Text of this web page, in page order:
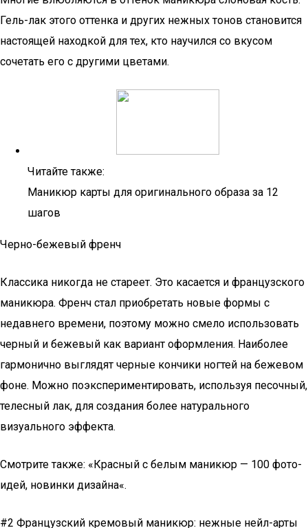
Гель-лак этого оттенка и других нежных тонов становится
настоящей находкой для тех, кто научился со вкусом
сочетать его с другими цветами.
Читайте также:
Маникюр карты для оригинального образа за 12
шагов
Черно-бежевый френч
Классика никогда не стареет. Это касается и французского
маникюра. Френч стал приобретать новые формы с
недавнего времени, поэтому можно смело использовать
черный и бежевый как вариант оформления. Наиболее
гармонично выглядят черные кончики ногтей на бежевом
фоне. Можно поэкспериментировать, используя песочный,
телесный лак, для создания более натурального
визуального эффекта.
Смотрите также: «Красный с белым маникюр — 100 фото-
идей, новинки дизайна«.
#2 Французский кремовый маникюр: нежные нейл-арты